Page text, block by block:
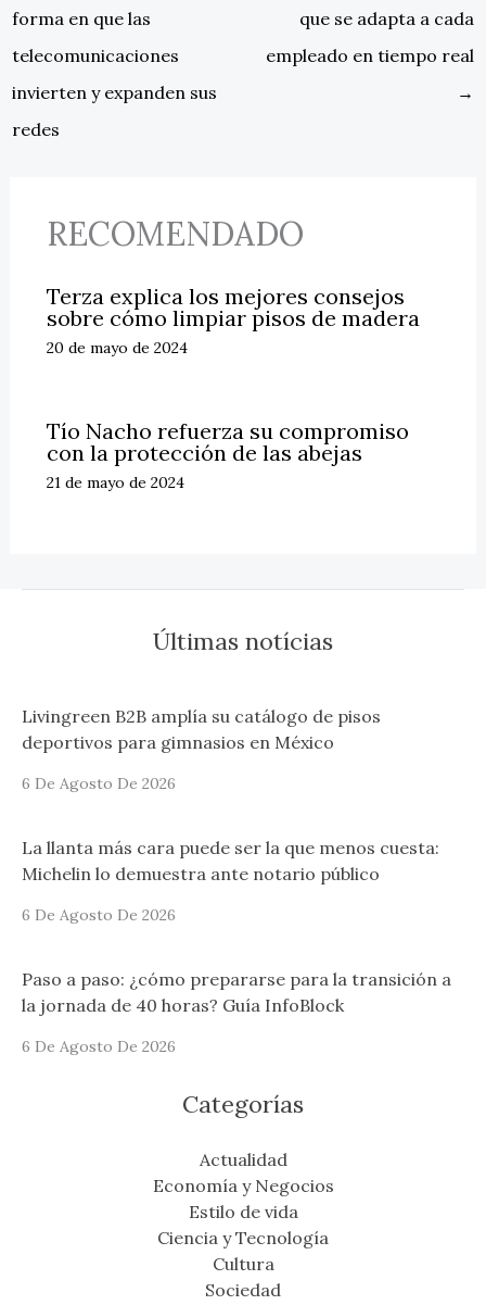
forma en que las
telecomunicaciones
invierten y expanden sus
redes
que se adapta a cada
empleado en tiempo real
→
RECOMENDADO
Terza explica los mejores consejos
sobre cómo limpiar pisos de madera
20 de mayo de 2024
Tío Nacho refuerza su compromiso
con la protección de las abejas
21 de mayo de 2024
Últimas notícias
Livingreen B2B amplía su catálogo de pisos
deportivos para gimnasios en México
6 De Agosto De 2026
La llanta más cara puede ser la que menos cuesta:
Michelin lo demuestra ante notario público
6 De Agosto De 2026
Paso a paso: ¿cómo prepararse para la transición a
la jornada de 40 horas? Guía InfoBlock
6 De Agosto De 2026
Categorías
Actualidad
Economía y Negocios
Estilo de vida
Ciencia y Tecnología
Cultura
Sociedad